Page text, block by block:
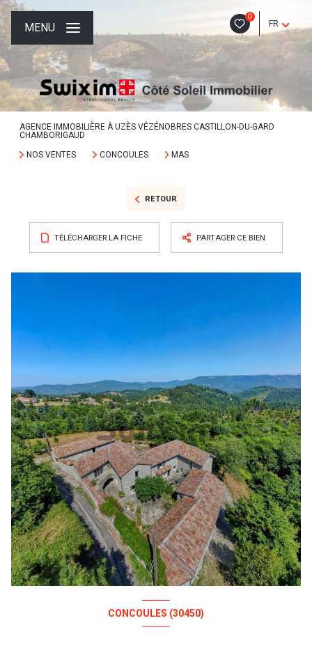
0
FR
MENU
AGENCE IMMOBILIÈRE À UZÈS VÉZÉNOBRES CASTILLON-DU-GARD
CHAMBORIGAUD
NOS VENTES
CONCOULES MAS
RETOUR
TÉLÉCHARGER LA FICHE PARTAGER CE BIEN
CONCOULES (30450)